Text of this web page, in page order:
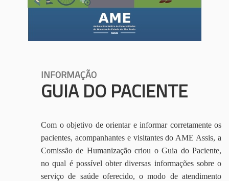
INFORMAÇÃO
GUIA DO PACIENTE
Com o objetivo de orientar e informar corretamente os
pacientes, acompanhantes e visitantes do AME Assis, a
Comissão de Humanização criou o Guia do Paciente,
no qual é possível obter diversas informações sobre o
serviço de saúde oferecido, o modo de atendimento